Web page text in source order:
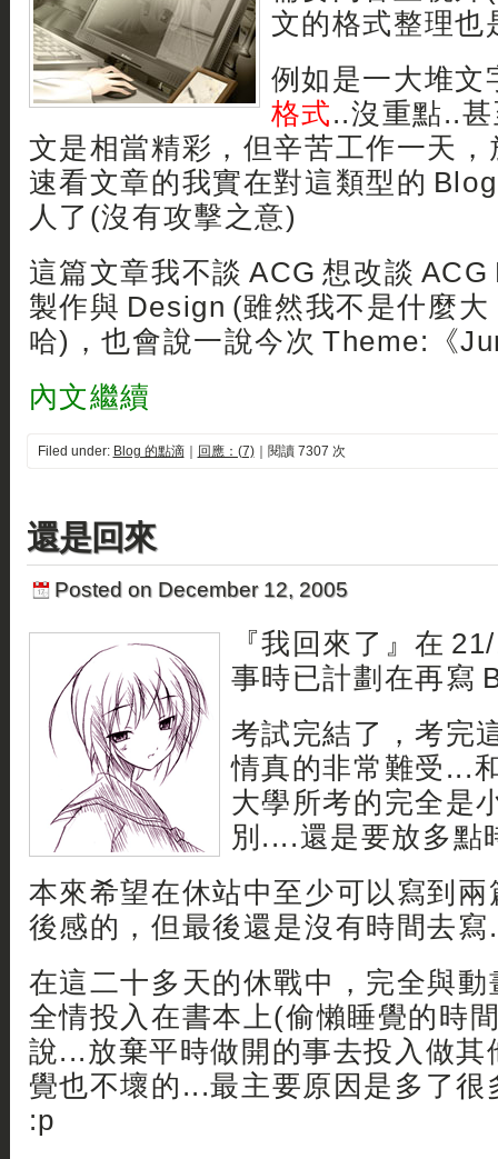
文的格式整理也
例如是一大堆文
格式..沒重點..
文是相當精彩，但辛苦工作一天
速看文章的我實在對這類型的
人了(沒有攻擊之意)
這篇文章我不談 ACG 想改談
製作與 Design (雖然我不是什麼
哈)，也會說一說今次 Theme:《
內文繼續
Filed under: Blog 的點滴｜ 回應：(7)｜閱讀 7307 次
還是回來
Posted on December 12, 2005
『我回來了』在
事時已計劃在再寫
考試完結了，考完
情真的非常難受...
大學所考的完全是
別....還是要放多
本來希望在休站中至少可以寫到兩
後感的，但最後還是沒有時間去寫
在這二十多天的休戰中，完全與
全情投入在書本上(偷懶睡覺的時
說...放棄平時做開的事去投入做其
覺也不壞的...最主要原因是多了很
:p